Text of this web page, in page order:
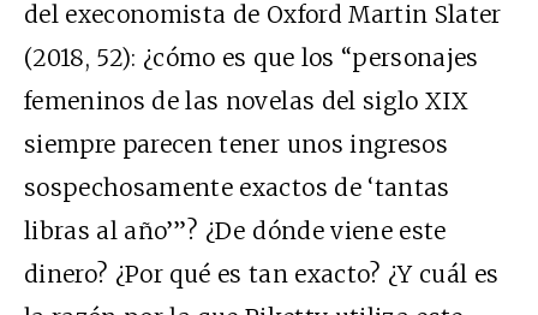
del execonomista de OxfordMartin Slater
(2018, 52): ¿cómo es que los “personajes
femeninos de las novelas del siglo XIX
siempre parecen tener unos ingresos
sospechosamente exactos de ‘tantas
libras al año’”? ¿De dónde viene este
dinero? ¿Por qué es tan exacto? ¿Y cuál es